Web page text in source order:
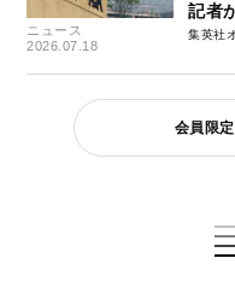
ニュース
2026.07.18
記者
集英社
会員限